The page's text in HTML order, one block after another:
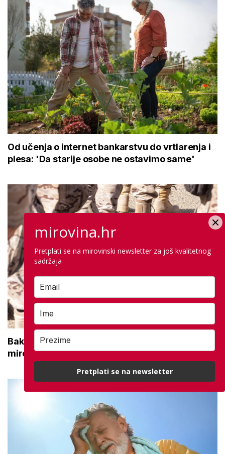
Od učenja o internet bankarstvu do vrtlarenja i
plesa: 'Da starije osobe ne ostavimo same'
Bakić o najavi Vlade o povećanju braniteljskih
mirovina: 'Prepakiranje prijedloga Možemo!'
mirovina.hr
Pretplati se na mirovinski newsletter za još kvalitetnog
sadržaja
Pretplati se na newsletter